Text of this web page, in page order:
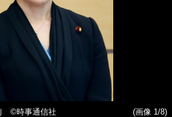
©時事通信社 (画像 1/8)